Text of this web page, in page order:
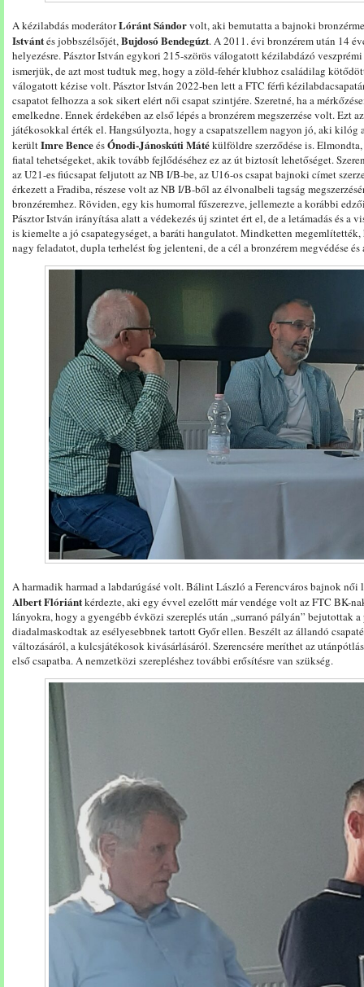
A kézilabdás moderátorLóránt Sándorvolt, aki bemutatta a bajnoki
Istvántés jobbszélsőjét,Bujdosó Bendegúzt. A 2011. évi bronzérem után 14
helyezésre. Pásztor István egykori 215-szörös válogatott kézilabdázó
ismerjük, de azt most tudtuk meg, hogy a zöld-fehér klubhoz családilag
válogatott kézise volt. Pásztor István 2022-ben lett a FTC férfi
csapatot felhozza a sok sikert elért női csapat szintjére. Szeretné, ha a
emelkedne. Ennek érdekében az első lépés a bronzérem megszerzése volt. Ezt
játékosokkal érték el. Hangsúlyozta, hogy a csapatszellem nagyon jó, aki kilóg
kerültImre BenceésÓnodi-Jánoskúti Mátékülföldre szerződése is.
fiatal tehetségeket, akik tovább fejlődéséhez ez az út biztosít lehetőséget.
az U21-es fiúcsapat feljutott az NB I/B-be, az U16-os csapat bajnoki címet
érkezett a Fradiba, részese volt az NB I/B-ből az élvonalbeli tagság
bronzéremhez. Röviden, egy kis humorral fűszerezve, jellemezte a korábbi
Pásztor István irányítása alatt a védekezés új szintet ért el, de a letámadás és a
is kiemelte a jó csapategységet, a baráti hangulatot. Mindketten
nagy feladatot, dupla terhelést fog jelenteni, de a cél a bronzérem megvédése
A harmadik harmad a labdarúgásé volt. Bálint László a Ferencváros bajnok
Albert Flóriántkérdezte, aki egy évvel ezelőtt már vendége volt az FTC BK-
lányokra, hogy a gyengébb évközi szereplés után „surranó pályán” bejutottak
diadalmaskodtak az esélyesebbnek tartott Győr ellen. Beszélt az állandó
változásáról, a kulcsjátékosok kivásárlásáról. Szerencsére meríthet az
első csapatba. A nemzetközi szerepléshez további erősítésre van szükség.